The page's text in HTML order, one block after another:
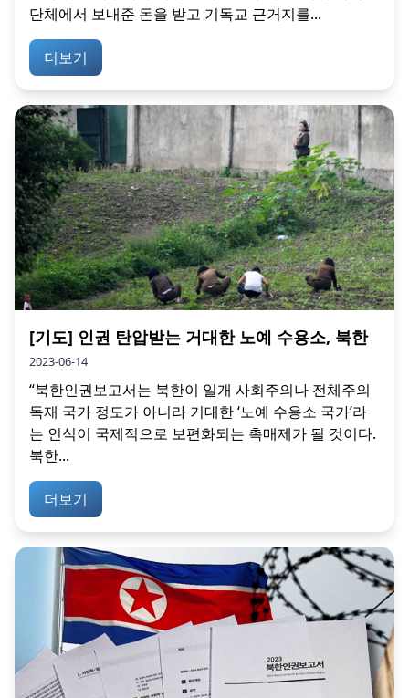
단체에서 보내준 돈을 받고 기독교 근거지를...
더보기
[기도] 인권 탄압받는 거대한 노예 수용소, 북한
2023-06-14
“북한인권보고서는 북한이 일개 사회주의나 전체주의
독재 국가 정도가 아니라 거대한 ‘노예 수용소 국가’라
는 인식이 국제적으로 보편화되는 촉매제가 될 것이다.
북한...
더보기